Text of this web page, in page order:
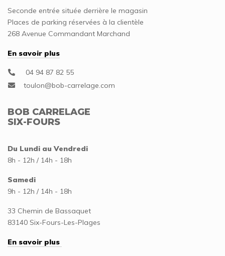
Seconde entrée située derrière le magasin
Places de parking réservées à la clientèle
268 Avenue Commandant Marchand
En savoir plus
04 94 87 82 55
BOB CARRELAGE
SIX-FOURS
Du Lundi au Vendredi
8h - 12h / 14h - 18h
Samedi
9h - 12h / 14h - 18h
33 Chemin de Bassaquet
83140 Six-Fours-Les-Plages
En savoir plus